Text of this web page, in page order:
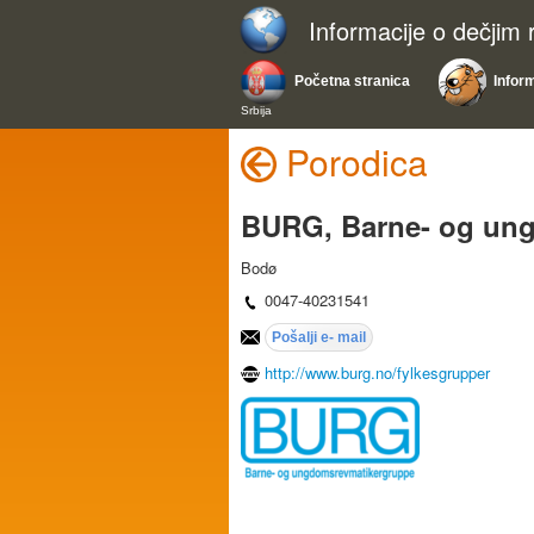
Informacije o dečjim
Početna stranica
Srbija
Porodica
BURG, Barne- og
Bodø
0047-40231541
http://www.burg.no/fylkesgrupper